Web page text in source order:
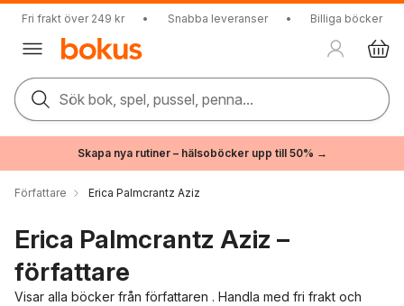
Fri frakt över 249 kr • Snabba leveranser • Billiga böcker
Sök bok, spel, pussel, penna...
Skapa nya rutiner – hälsoböcker upp till 50% →
Författare Erica Palmcrantz Aziz
Erica Palmcrantz Aziz –
författare
Visar alla böcker från författaren . Handla med fri frakt och